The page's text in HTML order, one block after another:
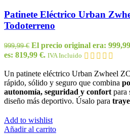
Patinete Eléctrico Urban
Todoterreno
999,99€ El precio original era:
es: 819,99 €. IVA Incluido
Un patinete eléctrico Urban Zwheel
rápido, sólido y seguro que combina
autonomía, seguridad y confort para
diseño más deportivo. Úsalo para
Add to wishlist
Añadir al carrito